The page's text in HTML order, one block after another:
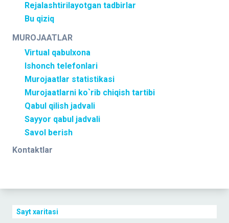
Sayt xaritasi
Rejalashtirilayotgan tadbirlar
Bu qiziq
MUROJAATLAR
Virtual qabulxona
Ishonch telefonlari
Murojaatlar statistikasi
Murojaatlarni ko`rib chiqish tartibi
Qabul qilish jadvali
Sayyor qabul jadvali
Savol berish
Kontaktlar